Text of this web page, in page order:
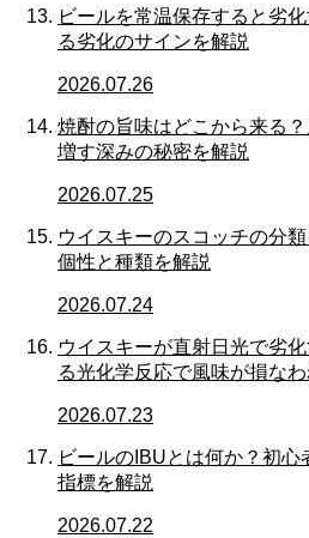
ビールを常温保存すると劣
る劣化のサインを解説
2026.07.26
焼酎の旨味はどこから来る
増す深みの秘密を解説
2026.07.25
ウイスキーのスコッチの分
個性と種類を解説
2026.07.24
ウイスキーが直射日光で劣
る光化学反応で風味が損な
2026.07.23
ビールのIBUとは何か？初
指標を解説
2026.07.22